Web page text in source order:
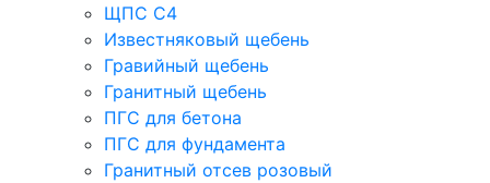
ЩПС С4
Известняковый щебень
Гравийный щебень
Гранитный щебень
ПГС для бетона
ПГС для фундамента
Гранитный отсев розовый